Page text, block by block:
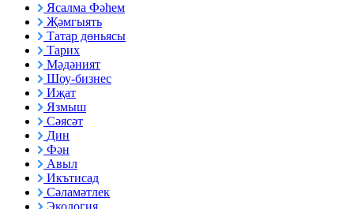
Ясалма Фәһем
Җәмгыять
Татар дөньясы
Тарих
Мәдәният
Шоу-бизнес
Иҗат
Язмыш
Сәясәт
Дин
Фән
Авыл
Икътисад
Сәламәтлек
Экология